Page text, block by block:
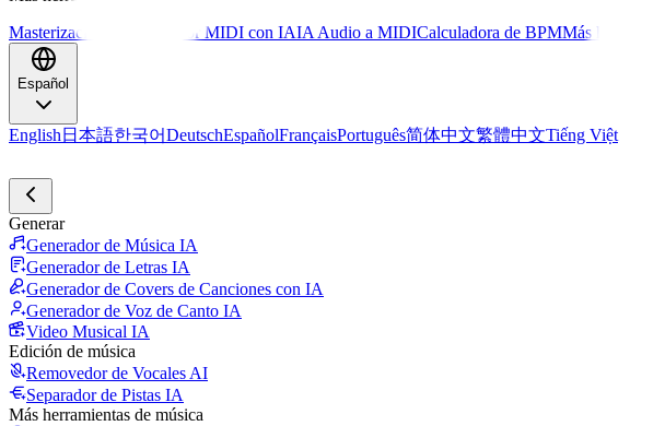
Masterización con IA
Editor MIDI con IAIA Audio a MIDICalculadora de BPMMás
Español
English 日本語한국어DeutschEspañolFrançaisPortuguês简体中文繁體中文Tiếng Việt
Generar
Generador de Música IA
Generador de Letras IA
Generador de Covers de Canciones con IA
Generador de Voz de Canto IA
Video Musical IA
Edición de música
Removedor de Vocales AI
Separador de Pistas IA
Más herramientas de música